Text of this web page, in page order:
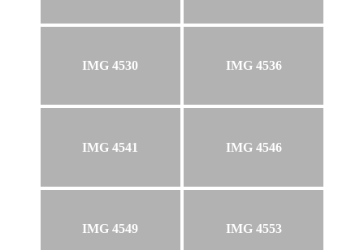
IMG 4530 IMG 4536
IMG 4541 IMG 4546
IMG 4549 IMG 4553